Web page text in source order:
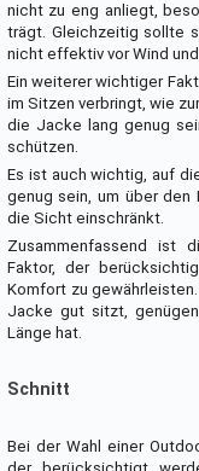
nicht zu eng anliegt,
trägt. Gleichzeitig sollte
nicht effektiv vor Wind
Ein weiterer wichtiger
im Sitzen verbringt, wie
die Jacke lang genug
schützen.
Es ist auch wichtig, auf
genug sein, um über
die Sicht einschränkt.
Zusammenfassend ist
Faktor, der
Komfort zu
Jacke gut sitzt,
Länge hat.
Schnitt
Bei der Wahl einer